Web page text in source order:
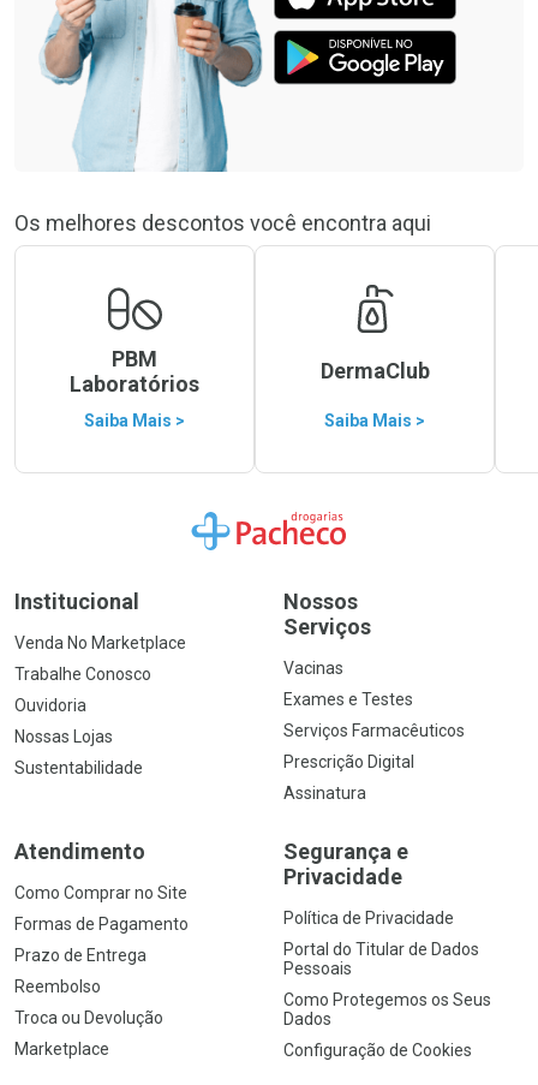
Os melhores descontos você encontra aqui
PBM
Laboratórios
Saiba Mais >
DermaClub
Saiba Mais >
Ir para a Home
Institucional
Venda No Marketplace
Trabalhe Conosco
Ouvidoria
Nossas Lojas
Sustentabilidade
Nossos
Serviços
Vacinas
Exames e Testes
Serviços Farmacêuticos
Prescrição Digital
Assinatura
Atendimento
Como Comprar no Site
Formas de Pagamento
Prazo de Entrega
Reembolso
Troca ou Devolução
Marketplace
Segurança e
Privacidade
Política de Privacidade
Portal do Titular de Dados
Pessoais
Como Protegemos os Seus
Dados
Configuração de Cookies